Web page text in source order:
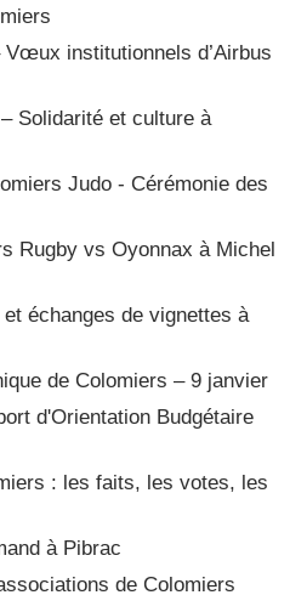
institutionnels d’Airbus
Solidarité et culture à
Judo - Cérémonie des
Rugby vs Oyonnax à Michel
échanges de vignettes à
de Colomiers – 9 janvier
d'Orientation Budgétaire
: les faits, les votes, les
à Pibrac
de Colomiers